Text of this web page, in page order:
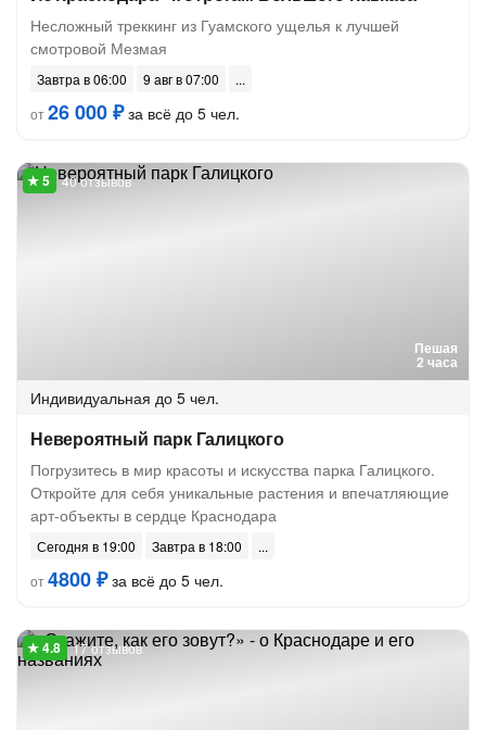
Несложный треккинг из Гуамского ущелья к лучшей
смотровой Мезмая
Завтра в 06:00
9 авг в 07:00
от26 000 ₽за всё до 5 чел.
Пешая
2 часа
40 отзывов
Индивидуальная до 5 чел.
Невероятный парк Галицкого
Погрузитесь в мир красоты и искусства парка Галицкого.
Откройте для себя уникальные растения и впечатляющие
арт-объекты в сердце Краснодара
Сегодня в 19:00
Завтра в 18:00
от4800 ₽за всё до 5 чел.
17 отзывов